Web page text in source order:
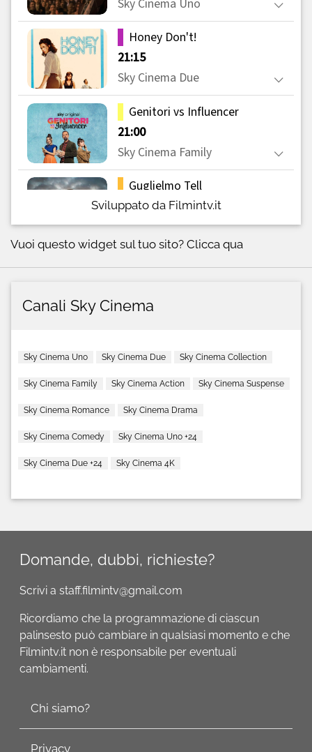
Sviluppato da Filmintv.it
Vuoi questo widget sul tuo sito? Clicca qua
Canali Sky Cinema
Sky Cinema Uno Sky Cinema Due Sky Cinema Collection
Sky Cinema Family Sky Cinema Action Sky Cinema Suspense
Sky Cinema Romance Sky Cinema Drama
Sky Cinema Comedy Sky Cinema Uno +24
Sky Cinema Due +24 Sky Cinema 4K
Domande, dubbi, richieste?
Scrivi a staff.filmintv@gmail.com
Ricordiamo che la programmazione di ciascun
palinsesto può cambiare in qualsiasi momento e che
Filmintv.it non è responsabile per eventuali
cambiamenti.
Chi siamo?
Privacy